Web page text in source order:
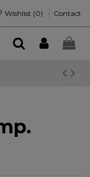
Wishlist (0) Contact